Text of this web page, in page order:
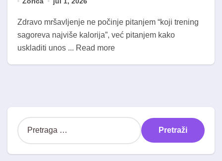
Zdravo mršavljenje ne počinje pitanjem “koji trening
sagoreva najviše kalorija”, već pitanjem kako
uskladiti unos ... Read more
P
r
t